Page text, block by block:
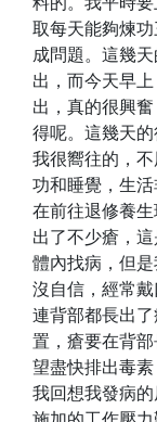
取每天能夠煉
成問題。這幾
出，而今天早
出，真的很興
得呢。這幾天
我很嚮往的，
功和睡覺，生活
在前往退修養
出了不少瘡，
體內找病，但
沒自信，經常
連背部都長出
置，瘡要在背
望盡快排出毒素
我回想我發病